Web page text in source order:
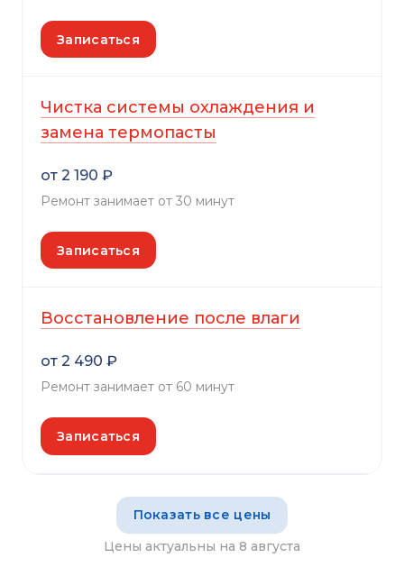
Записаться
Чистка системы охлаждения и
замена термопасты
от 2 190 ₽
Ремонт занимает от 30 минут
Записаться
Восстановление после влаги
от 2 490 ₽
Ремонт занимает от 60 минут
Записаться
Показать все цены
Цены актуальны на 8 августа